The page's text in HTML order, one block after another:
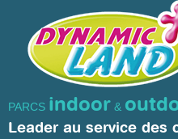
principal
PARCS indoor &
Leader au service des